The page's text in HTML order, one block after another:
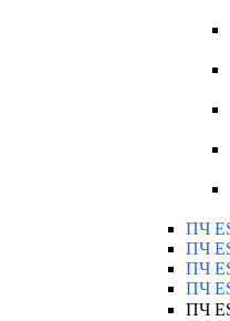
ПЧ
ПЧ
ПЧ
ПЧ
ПЧ